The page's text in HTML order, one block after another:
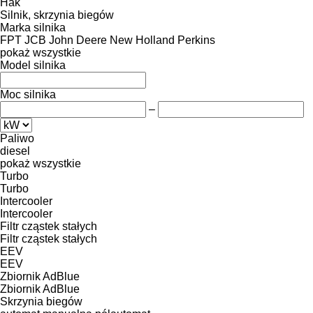
Silnik, skrzynia biegów
Marka silnika
FPT JCB John Deere New Holland Perkins
pokaż wszystkie
Model silnika
Moc silnika
–
Paliwo
diesel
pokaż wszystkie
Turbo
Turbo
Intercooler
Intercooler
Filtr cząstek stałych
Filtr cząstek stałych
EEV
EEV
Zbiornik AdBlue
Zbiornik AdBlue
Skrzynia biegów